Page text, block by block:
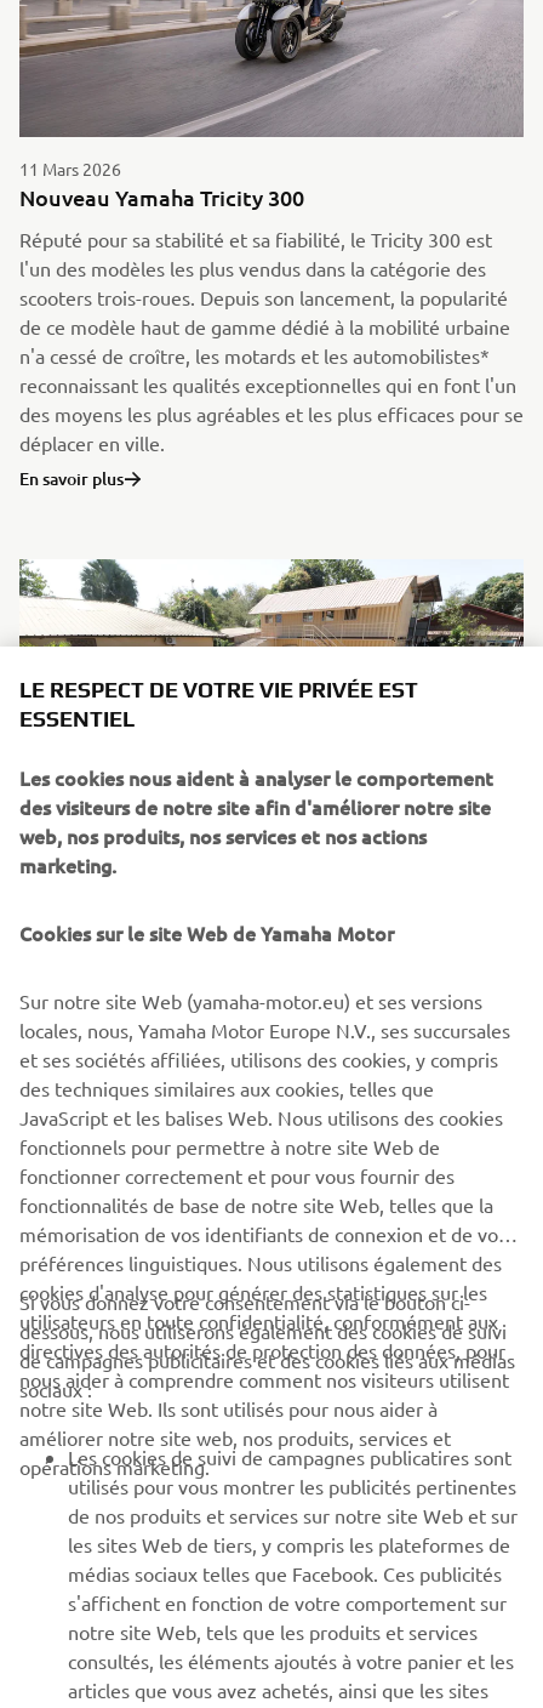
11 Mars 2026
Nouveau Yamaha Tricity 300
Réputé pour sa stabilité et sa fiabilité, le Tricity 300 est
l'un des modèles les plus vendus dans la catégorie des
scooters trois-roues. Depuis son lancement, la popularité
de ce modèle haut de gamme dédié à la mobilité urbaine
n'a cessé de croître, les motards et les automobilistes*
reconnaissant les qualités exceptionnelles qui en font l'un
des moyens les plus agréables et les plus efficaces pour se
déplacer en ville.
En savoir plus
09 Mars 2026
Riders for Health en Gambie
Depuis 2022, Yamaha soutient Riders for Health (RFH)
dans la gestion de sa flotte, ses initiatives de collecte de
fonds et ses actions de sensibilisation.
En savoir plus
25 Février 2026
Yamaha Motor Europe announces a new five-year
full OEM agreement with Italian premium RIB
manufacturer Sea Water
Yamaha Motor Europe announces a new five-year full
OEM agreement with Italian premium RIB manufacturer
LE RESPECT DE VOTRE VIE PRIVÉE EST
ESSENTIEL
Les cookies nous aident à analyser le comportement
des visiteurs de notre site afin d'améliorer notre site
web, nos produits, nos services et nos actions
marketing.
Cookies sur le site Web de Yamaha Motor
Sur notre site Web (yamaha-motor.eu) et ses versions
locales, nous, Yamaha Motor Europe N.V., ses succursales
et ses sociétés affiliées, utilisons des cookies, y compris
des techniques similaires aux cookies, telles que
JavaScript et les balises Web. Nous utilisons des cookies
fonctionnels pour permettre à notre site Web de
fonctionner correctement et pour vous fournir des
fonctionnalités de base de notre site Web, telles que la
mémorisation de vos identifiants de connexion et de vos
préférences linguistiques. Nous utilisons également des
cookies d'analyse pour générer des statistiques sur les
utilisateurs en toute confidentialité, conformément aux
directives des autorités de protection des données, pour
nous aider à comprendre comment nos visiteurs utilisent
notre site Web. Ils sont utilisés pour nous aider à
améliorer notre site web, nos produits, services et
opérations marketing.
Si vous donnez votre consentement via le bouton ci-
dessous, nous utiliserons également des cookies de suivi
de campagnes publicitaires et des cookies liés aux médias
sociaux :
Les cookies de suivi de campagnes publicatires sont
utilisés pour vous montrer les publicités pertinentes
de nos produits et services sur notre site Web et sur
les sites Web de tiers, y compris les plateformes de
médias sociaux telles que Facebook. Ces publicités
s'affichent en fonction de votre comportement sur
notre site Web, tels que les produits et services
consultés, les éléments ajoutés à votre panier et les
articles que vous avez achetés, ainsi que les sites